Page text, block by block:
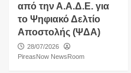
από την Α.Α.Δ.Ε. για
το Ψηφιακό Δελτίο
Αποστολής (ΨΔΑ)
28/07/2026
PireasNow NewsRoom